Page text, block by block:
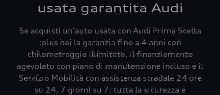
usata garantita Audi
Se acquisti un’auto usata con Audi Prima Scelta
:plus hai la garanzia fino a 4 anni con
chilometraggio illimitato, il finanziamento
agevolato con piano di manutenzione incluso e il
Servizio Mobilità con assistenza stradale 24 ore
su 24, 7 giorni su 7: tutta la sicurezza e